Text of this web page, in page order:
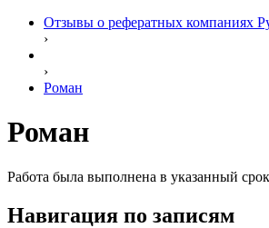
Отзывы о рефератных компаниях
›
›
Роман
Роман
Работа была выполнена в указанный
Навигация по записям